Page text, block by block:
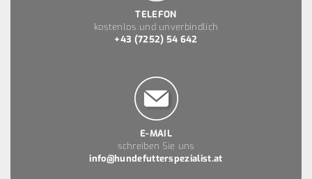
TELEFON
kostenlos und unverbindlich
+43 (7252) 54 642
E-MAIL
schreiben Sie uns
info@hundefutterspezialist.at